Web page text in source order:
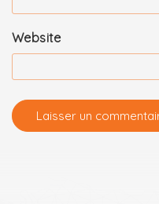
Website